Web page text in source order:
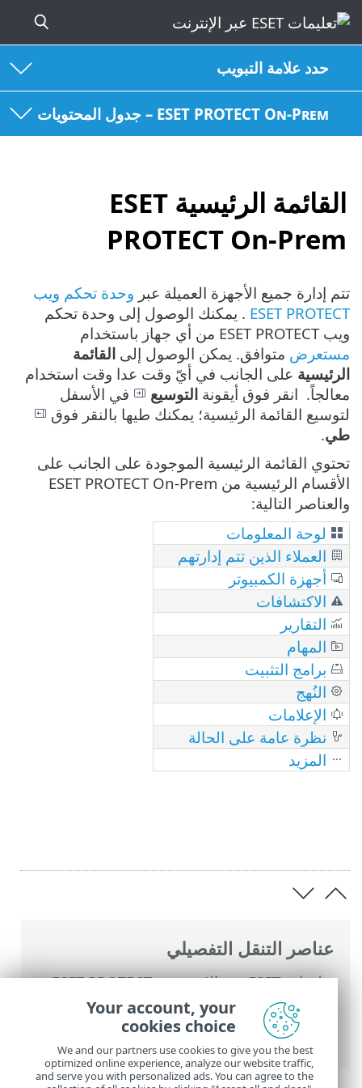
حدد علامة التبويب
ESET PROTECT On-Prem – جدول المحتويات
القائمة الرئيسية ESET
PROTECT On-Prem
عناصر التنقل التفصيلي
تعليمات ESET عبر الإنترنت >
ESET PROTECT
On-Prem
استخدام ‎ESET PROTECT On-
Prem
> القائمة الرئيسية ESET PROTECT On-
Prem
تتم إدارة جميع الأجهزة العميلة عبر وحدة تحكم ويب
ESET PROTECT . يمكنك الوصول إلى وحدة تحكم
ويب ESET PROTECT من أي جهاز باستخدام
مستعرض متوافق. يمكن الوصول إلى القائمة
الرئيسية على الجانب في أيّ وقت عدا وقت استخدام
معالجاً. انقر فوق أيقونة التوسيع
في الأسفل
لتوسيع القائمة الرئيسية؛ يمكنك طيها بالنقر فوق
طي.
تحتوي القائمة الرئيسية الموجودة على الجانب على
الأقسام الرئيسية من ESET PROTECT On-Prem
والعناصر التالية:
لوحة المعلومات
العملاء الذين تتم إدارتهم
أجهزة الكمبيوتر
الاكتشافات
التقارير
المهام
برامج التثبيت
النُهج
الإعلامات
نظرة عامة على الحالة
المزيد
Your account, your
cookies choice
We and our partners use cookies to give you the best
optimized online experience, analyze our website traffic,
and serve you with personalized ads. You can agree to the